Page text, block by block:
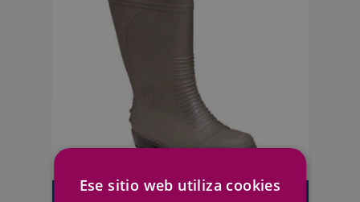
Ese sitio web utiliza cookies